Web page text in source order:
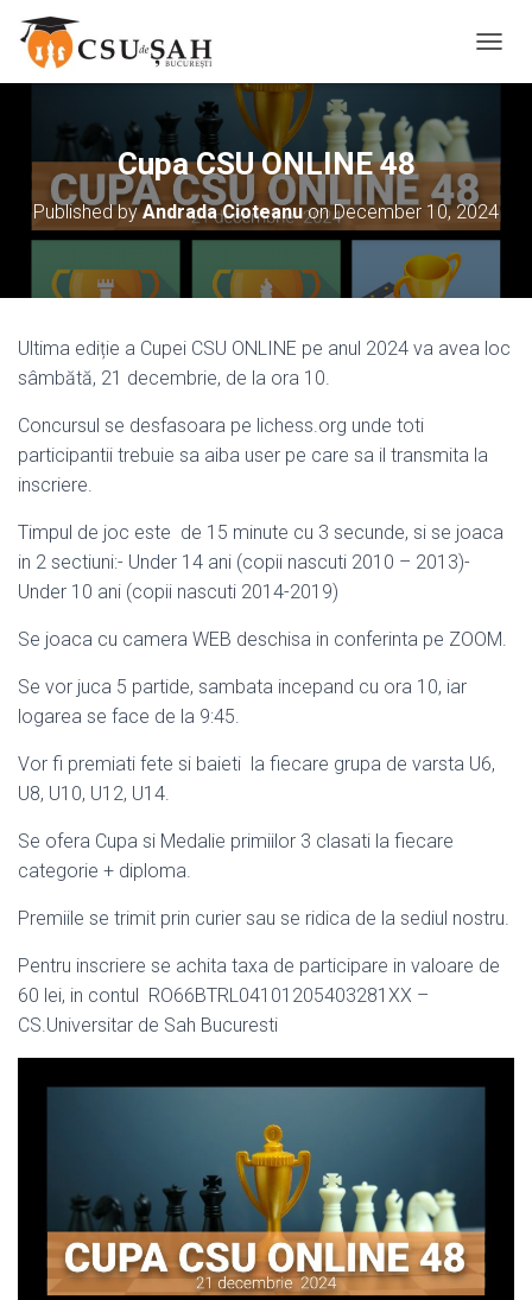
O
A
V
I
Cupa CSU ONLINE 48
Published byAndrada CioteanuonDecember 10, 2024
Ultima ediție a Cupei CSU ONLINE pe anul 2024 va avea loc
sâmbătă, 21 decembrie, de la ora 10.
Concursul se desfasoara pe lichess.org unde toti
participantii trebuie sa aiba user pe care sa il transmita la
inscriere.
Timpul de joc este de 15 minute cu 3 secunde, si se joaca
in 2 sectiuni:- Under 14 ani (copii nascuti 2010 – 2013)-
Under 10 ani (copii nascuti 2014-2019)
Se joaca cu camera WEB deschisa in conferinta pe ZOOM.
Se vor juca 5 partide, sambata incepand cu ora 10, iar
logarea se face de la 9:45.
Vor fi premiati fete si baieti la fiecare grupa de varsta U6,
U8, U10, U12, U14.
Se ofera Cupa si Medalie primiilor 3 clasati la fiecare
categorie + diploma.
Premiile se trimit prin curier sau se ridica de la sediul nostru.
Pentru inscriere se achita taxa de participare in valoare de
60 lei, in contul RO66BTRL04101205403281XX –
CS.Universitar de Sah Bucuresti